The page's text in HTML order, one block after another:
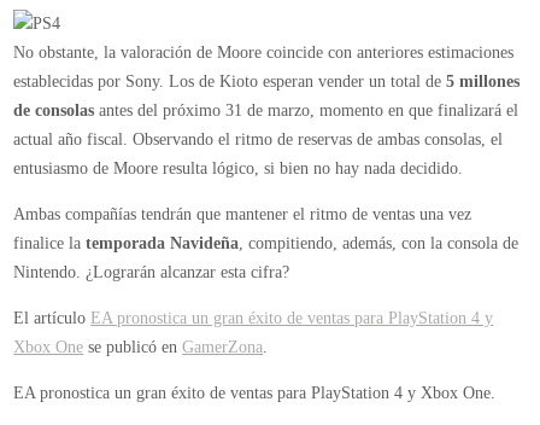
No obstante, la valoración de Moore coincide con anteriores estimaciones
establecidas por Sony. Los de Kioto esperan vender un total de 5 millones
de consolas antes del próximo 31 de marzo, momento en que finalizará el
actual año fiscal. Observando el ritmo de reservas de ambas consolas, el
entusiasmo de Moore resulta lógico, si bien no hay nada decidido.
Ambas compañías tendrán que mantener el ritmo de ventas una vez
finalice latemporada Navideña, compitiendo, además, con la consola de
Nintendo. ¿Lograrán alcanzar esta cifra?
El artículo EA pronostica un gran éxito de ventas para PlayStation 4 y
Xbox One se publicó enGamerZona.
EA pronostica un gran éxito de ventas para PlayStation 4 y Xbox One.